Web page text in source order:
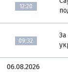
12:20
09:32
06.08.2026